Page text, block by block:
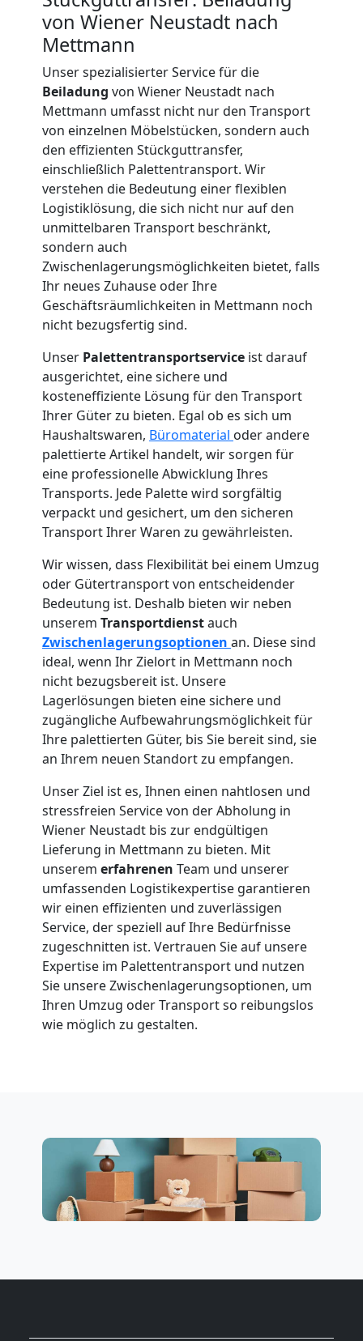
von Wiener Neustadt nach
Mettmann
Unser spezialisierter Service für die
Beiladung von Wiener Neustadt nach
Mettmann umfasst nicht nur den Transport
von einzelnen Möbelstücken, sondern auch
den effizienten Stückguttransfer,
einschließlich Palettentransport. Wir
verstehen die Bedeutung einer flexiblen
Logistiklösung, die sich nicht nur auf den
unmittelbaren Transport beschränkt,
sondern auch
Zwischenlagerungsmöglichkeiten bietet, falls
Ihr neues Zuhause oder Ihre
Geschäftsräumlichkeiten in Mettmann noch
nicht bezugsfertig sind.
Unser Palettentransportservice ist darauf
ausgerichtet, eine sichere und
kosteneffiziente Lösung für den Transport
Ihrer Güter zu bieten. Egal ob es sich um
Haushaltswaren, Büromaterial oder andere
palettierte Artikel handelt, wir sorgen für
eine professionelle Abwicklung Ihres
Transports. Jede Palette wird sorgfältig
verpackt und gesichert, um den sicheren
Transport Ihrer Waren zu gewährleisten.
Wir wissen, dass Flexibilität bei einem Umzug
oder Gütertransport von entscheidender
Bedeutung ist. Deshalb bieten wir neben
unserem Transportdienstauch
Zwischenlagerungsoptionen an. Diese sind
ideal, wenn Ihr Zielort in Mettmann noch
nicht bezugsbereit ist. Unsere
Lagerlösungen bieten eine sichere und
zugängliche Aufbewahrungsmöglichkeit für
Ihre palettierten Güter, bis Sie bereit sind, sie
an Ihrem neuen Standort zu empfangen.
Unser Ziel ist es, Ihnen einen nahtlosen und
stressfreien Service von der Abholung in
Wiener Neustadt bis zur endgültigen
Lieferung in Mettmann zu bieten. Mit
unserem erfahrenen Team und unserer
umfassenden Logistikexpertise garantieren
wir einen effizienten und zuverlässigen
Service, der speziell auf Ihre Bedürfnisse
zugeschnitten ist. Vertrauen Sie auf unsere
Expertise im Palettentransport und nutzen
Sie unsere Zwischenlagerungsoptionen, um
Ihren Umzug oder Transport so reibungslos
wie möglich zu gestalten.
Lagerung
Wiener
Neustadt
Full-
Service-
Umzug
Wiener
Neustadt
Qualitäts-
Umzüge
Wiener
Neustadt
Vereinsumzug
Wiener
Neustadt
Anfrage
Möbeltransport
National
Möbeltransport
International
Beiladung
International
Internationaler